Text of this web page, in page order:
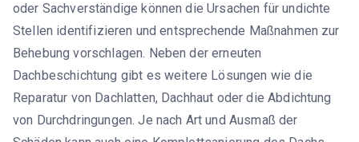
oder Sachverständige können die Ursachen für undichte
Stellen identifizieren und entsprechende Maßnahmen zur
Behebung vorschlagen. Neben der erneuten
Dachbeschichtung gibt es weitere Lösungen wie die
Reparatur von Dachlatten, Dachhaut oder die Abdichtung
von Durchdringungen. Je nach Art und Ausmaß der